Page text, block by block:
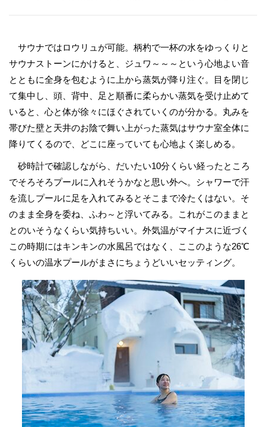
サウナではロウリュが可能。柄杓で一杯の水をゆっくりと
サウナストーンにかけると、ジュワ～～～という心地よい音
とともに全身を包むように上から蒸気が降り注ぐ。目を閉じ
て集中し、頭、背中、足と順番に柔らかい蒸気を受け止めて
いると、心と体が徐々にほぐされていくのが分かる。丸みを
帯びた壁と天井のお陰で舞い上がった蒸気はサウナ室全体に
降りてくるので、どこに座っていても心地よく楽しめる。
砂時計で確認しながら、だいたい10分くらい経ったところ
でそろそろプールに入れそうかなと思い外へ。シャワーで汗
を流しプールに足を入れてみるとそこまで冷たくはない。そ
のまま全身を委ね、ふわ～と浮いてみる。これがこのままと
とのいそうなくらい気持ちいい。外気温がマイナスに近づく
この時期にはキンキンの水風呂ではなく、ここのような26℃
くらいの温水プールがまさにちょうどいいセッティング。